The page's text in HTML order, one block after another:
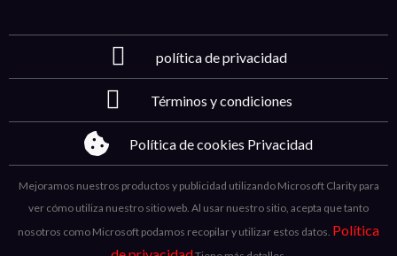
política de privacidad
Términos y condiciones
Política de cookies Privacidad
Mejoramos nuestros productos y publicidad utilizando Microsoft Clarity para
ver cómo utiliza nuestro sitio web. Al usar nuestro sitio, acepta que tanto
nosotros como Microsoft podamos recopilar y utilizar estos datos. Política